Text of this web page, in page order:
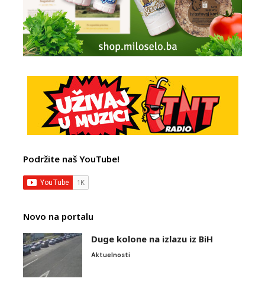
Podržite naš YouTube!
Novo na portalu
Duge kolone na izlazu iz BiH
Aktuelnosti